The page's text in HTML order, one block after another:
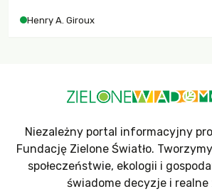
wychowają świadomych obywateli?
Henry A. Giroux
Niezależny portal informacyjny
Fundację Zielone Światło.
społeczeństwie, ekologii i
świadome decyzje i realne